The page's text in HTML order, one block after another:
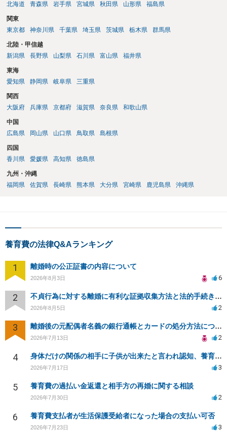
北海道
青森県 岩手県 宮城県 秋田県 山形県 福島県
関東
東京都
神奈川県 千葉県 埼玉県 茨城県 栃木県 群馬県
北陸・甲信越
新潟県
長野県 山梨県 石川県 富山県 福井県
東海
愛知県
静岡県 岐阜県 三重県
関西
大阪府
兵庫県 京都府 滋賀県 奈良県 和歌山県
中国
広島県
岡山県 山口県 鳥取県 島根県
四国
香川県
愛媛県 高知県 徳島県
九州・沖縄
福岡県
佐賀県 長崎県 熊本県 大分県 宮崎県 鹿児島県 沖縄県
養育費の法律Q&Aランキング
1 離婚時の公正証書の内容について
2026年8月3日 6
2 不貞行為に対する離婚に有利な証拠収集方法と法的手続きについて
2026年8月5日 2
3 離婚後の元配偶者名義の銀行通帳とカードの処分方法について
2026年7月13日 2
4 身体だけの関係の相手に子供が出来たと言われ認知、養育費を要求されているが自身の子供か分からない
2026年7月17日 3
5 養育費の過払い金返還と相手方の再婚に関する相談
2026年7月30日 2
6 養育費支払者が生活保護受給者になった場合の支払い可否
2026年7月23日 3